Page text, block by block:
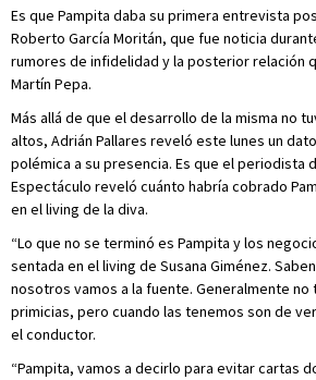
Es que Pampita daba su primera entrevista
Roberto García Moritán, que fue noticia
rumores de infidelidad y la posterior relación
Martín Pepa.
Más allá de que el desarrollo de la misma no
altos, Adrián Pallares reveló este lunes un
polémica a su presencia. Es que el periodista
Espectáculo reveló cuánto habría cobrado
en el living de la diva.
“Lo que no se terminó es Pampita y los
sentada en el living de Susana Giménez.
nosotros vamos a la fuente. Generalmente no
primicias, pero cuando las tenemos son de
el conductor.
“Pampita, vamos a decirlo para evitar cartas